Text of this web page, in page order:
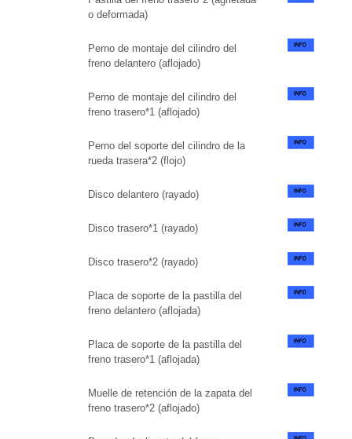
o deformada)
Perno de montaje del cilindro del
freno delantero (aflojado)
Perno de montaje del cilindro del
freno trasero*1 (aflojado)
Perno del soporte del cilindro de la
rueda trasera*2 (flojo)
Disco delantero (rayado)
Disco trasero*1 (rayado)
Disco trasero*2 (rayado)
Placa de soporte de la pastilla del
freno delantero (aflojada)
Placa de soporte de la pastilla del
freno trasero*1 (aflojada)
Muelle de retención de la zapata del
freno trasero*2 (aflojado)